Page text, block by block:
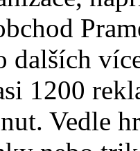
dalších
1200
Vedle